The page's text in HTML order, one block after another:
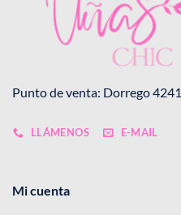
Punto de venta: Dorrego 4241
LLÁMENOS E-MAIL
Mi cuenta